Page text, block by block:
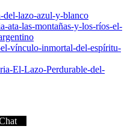
lazo-azul-y-blanco
ata-las-montañas-y-los-ríos-el-
vínculo-inmortal-del-espíritu-
El-Lazo-Perdurable-del-